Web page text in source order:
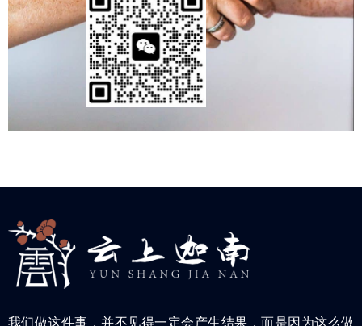
我们做这件事，并不见得一定会产生结果，而是因为这么做